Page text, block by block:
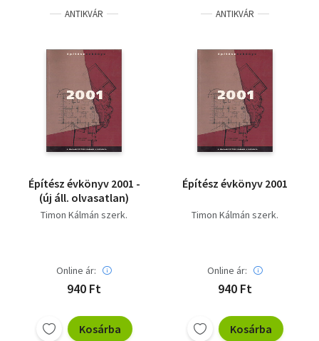
ANTIKVÁR
Építész évkönyv 2001 -
(új áll. olvasatlan)
Timon Kálmán szerk.
Online ár:
940 Ft
Kosárba
ANTIKVÁR
Építész évkönyv 2001
Timon Kálmán szerk.
Online ár:
940 Ft
Kosárba